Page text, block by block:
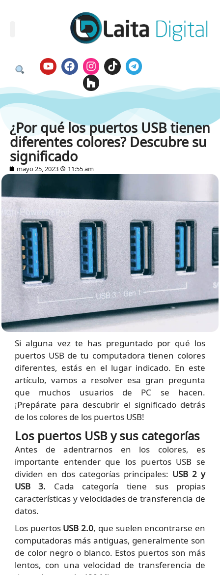
¿Por qué los puertos USB tienen
diferentes colores? Descubre su
significado
mayo 25, 2023 11:55 am
Si alguna vez te has preguntado por qué los
puertos USB de tu computadora tienen colores
diferentes, estás en el lugar indicado. En este
artículo, vamos a resolver esa gran pregunta
que muchos usuarios de PC se hacen.
¡Prepárate para descubrir el significado detrás
de los colores de los puertos USB!
Los puertos USB y sus categorías
Antes de adentrarnos en los colores, es
importante entender que los puertos USB se
dividen en dos categorías principales: USB 2 y
USB 3. Cada categoría tiene sus propias
características y velocidades de transferencia de
datos.
Los puertos USB 2.0, que suelen encontrarse en
computadoras más antiguas, generalmente son
de color negro o blanco. Estos puertos son más
lentos, con una velocidad de transferencia de